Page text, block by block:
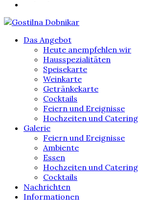
Das Angebot
Heute anempfehlen wir
Hausspezialitäten
Speisekarte
Weinkarte
Getränkekarte
Cocktails
Feiern und Ereignisse
Hochzeiten und Catering
Galerie
Feiern und Ereignisse
Ambiente
Essen
Hochzeiten und Catering
Cocktails
Nachrichten
Informationen